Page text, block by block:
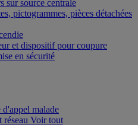
sur source centrale
pictogrammes, pièces détachées
et dispositif pour coupure
en sécurité
d'appel malade
réseau Voir tout